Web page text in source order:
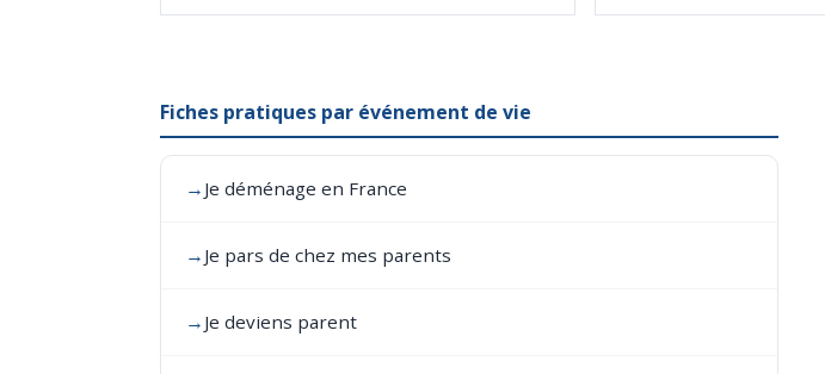
Fiches pratiques par événement de vie
→ Je déménage en France
→ Je pars de chez mes parents
→ Je deviens parent